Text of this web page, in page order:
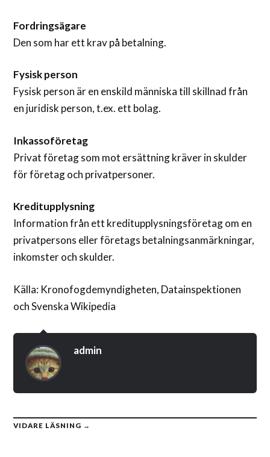
Fordringsägare
Den som har ett krav på betalning.
Fysisk person
Fysisk person är en enskild människa till skillnad från
en juridisk person, t.ex. ett bolag.
Inkassoföretag
Privat företag som mot ersättning kräver in skulder
för företag och privatpersoner.
Kreditupplysning
Information från ett kreditupplysningsföretag om en
privatpersons eller företags betalningsanmärkningar,
inkomster och skulder.
Källa: Kronofogdemyndigheten, Datainspektionen
och Svenska Wikipedia
admin
VIDARE LÄSNING →